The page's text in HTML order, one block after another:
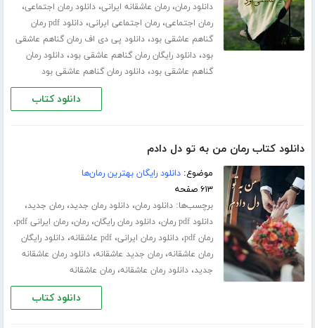
دانلود رمان،رمان عاشقانه ایرانی،دانلود رمان اجتماعی،
رمان اجتماعی،رمان اجتماعی ایرانی،
دانلود pdf رمان
گناهم عاشقی بود،دانلود پی دی اف رمان گناهم عاشقی
بود،دانلود رایگان رمان گناهم عاشقی بود،دانلود رمان
گناهم عاشقی بود،دانلود رمان گناهم عاشقی بود
دانلود کتاب
دانلود کتاب رمان من به تو دل دادم
موضوع:دانلود رایگان بهترین رمان‌ها
۶۱۳ صفحه
برچسب‌ها:دانلود رمان،دانلود رمان جدید،رمان جدید،
دانلود pdf رمان ،دانلود رمان رایگان،رمان،رمان ایرانی pdf ،
رمان pdf ،دانلود رمان ایرانی،pdf عاشقانه ،دانلود رایگان
رمان عاشقانه،رمان جدید عاشقانه،دانلود رمان عاشقانه
جدید،دانلود رمان عاشقانه،رمان عاشقانه
دانلود کتاب